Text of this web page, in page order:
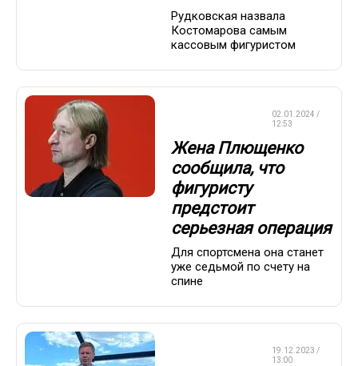
Рудковская назвала
Костомарова самым
кассовым фигуристом
02.01.2024 /
12:53
Жена Плющенко
сообщила, что
фигуристу
предстоит
серьезная операция
Для спортсмена она станет
уже седьмой по счету на
спине
19.12.2023 /
13:00